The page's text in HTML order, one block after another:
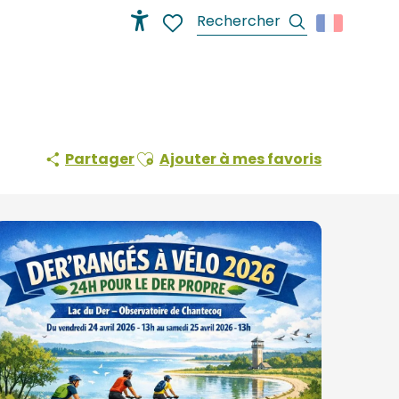
Recherche
PartagerAjouter aux favoris
Ajouter à mes favoris